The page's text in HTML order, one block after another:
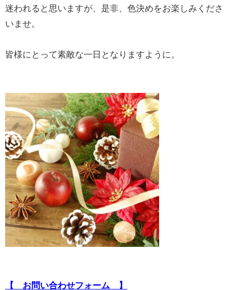
迷われると思いますが、是非、色決めをお楽しみくださ
いませ。
皆様にとって素敵な一日となりますように。
【 お問い合わせフォーム 】